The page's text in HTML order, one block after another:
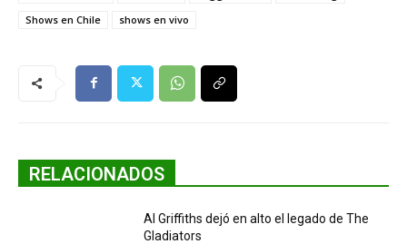
Shows en Chile
shows en vivo
RELACIONADOS
Al Griffiths dejó en alto el legado de The
Gladiators